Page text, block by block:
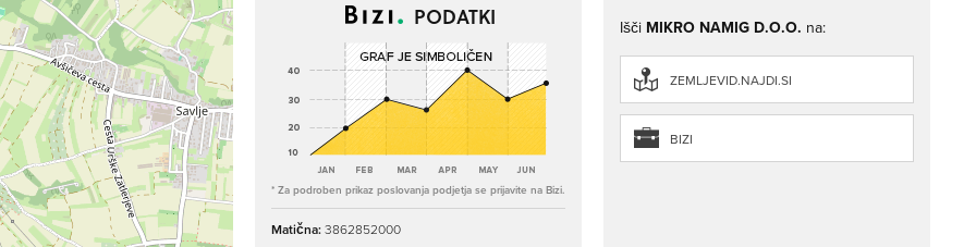
PODATKI
* Za podroben prikaz poslovanja podjetja se prijavite na Bizi.
Matična:3862852000
Išči MIKRO NAMIG D.O.O. na:
ZEMLJEVID.NAJDI.SI
BIZI